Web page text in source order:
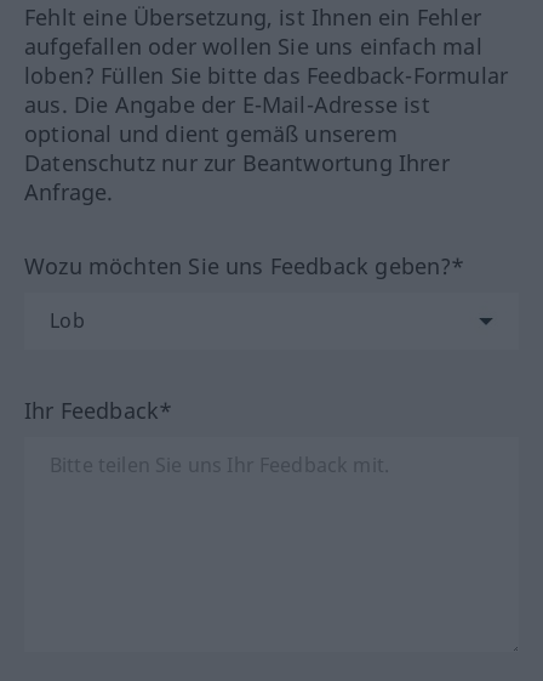
Fehlt eine Übersetzung, ist Ihnen ein Fehler
aufgefallen oder wollen Sie uns einfach mal
loben? Füllen Sie bitte das Feedback-Formular
aus. Die Angabe der E-Mail-Adresse ist
optional und dient gemäß unserem
Datenschutz nur zur Beantwortung Ihrer
Anfrage.
Wozu möchten Sie uns Feedback geben?*
Ihr Feedback*